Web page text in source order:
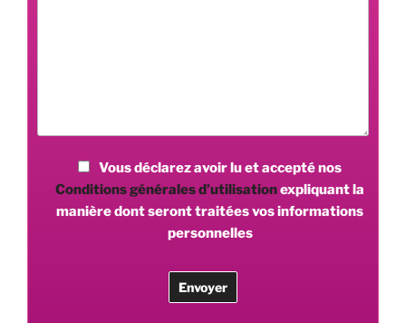
Vous déclarez avoir lu et accepté nos
Conditions générales d’utilisationexpliquant la
manière dont seront traitées vos informations
personnelles